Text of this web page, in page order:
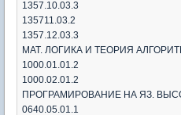
1357.10.03.3
135711.03.2
1357.12.03.3
МАТ. ЛОГИКА И ТЕОРИЯ
1000.01.01.2
1000.02.01.2
ПРОГРАМИРОВАНИЕ НА ЯЗ.
0640.05.01.1